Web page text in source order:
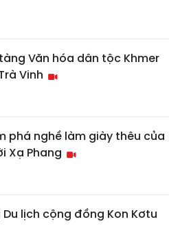
Văn hóa dân tộc Khmer
Vinh
phá nghề làm giày thêu của
Xạ Phang
Du lịch cộng đồng Kon Kơtu